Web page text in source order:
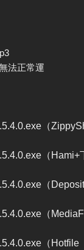
法正常運
（
（Hami+
（
（
（Hotfile